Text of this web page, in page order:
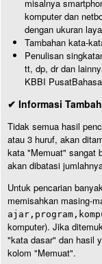
misalnya
komputer dan
dengan ukuran
Tambahan kata-
Penulisan
tt, dp, dr dan
KBBI
✔ Informasi
Tidak semua hasil
atau 3 huruf, akan
kata "Memuat" sangat
akan dibatasi
Untuk pencarian
memisahkan masing-
komputer). Jika
"kata dasar" dan hasil
kolom "Memuat".